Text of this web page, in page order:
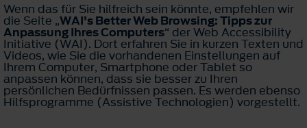
Wenn das für Sie hilfreich sein könnte, empfehlen wir
die Seite „WAI’s Better Web Browsing: Tipps zur
Anpassung Ihres Computers“ der Web Accessibility
Initiative (WAI). Dort erfahren Sie in kurzen Texten und
Videos, wie Sie die vorhandenen Einstellungen auf
Ihrem Computer, Smartphone oder Tablet so
anpassen können, dass sie besser zu Ihren
persönlichen Bedürfnissen passen. Es werden ebenso
Hilfsprogramme (Assistive Technologien) vorgestellt.